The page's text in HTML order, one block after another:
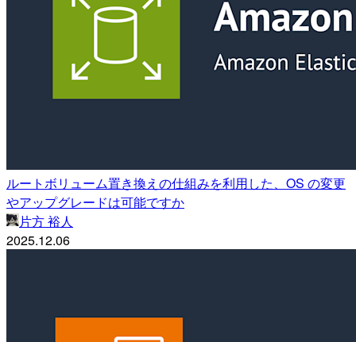
ルートボリューム置き換えの仕組みを利用した、OS の変更
やアップグレードは可能ですか
片方 裕人
2025.12.06